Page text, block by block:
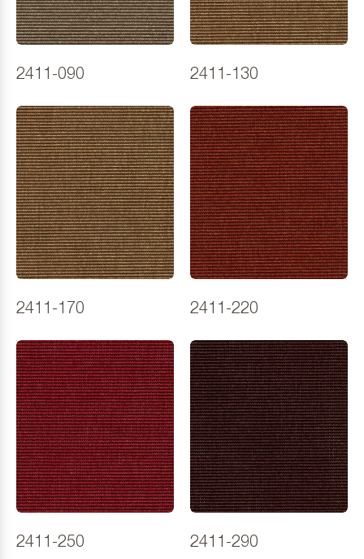
2411-090 2411-130
2411-170 2411-220
2411-250 2411-290